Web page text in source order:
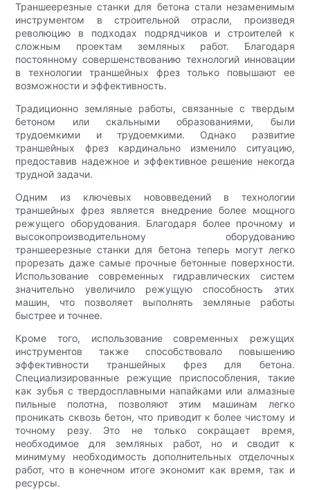
Траншеерезные станки для бетона стали незаменимым
инструментом в строительной отрасли, произведя
революцию в подходах подрядчиков и строителей к
сложным проектам земляных работ. Благодаря
постоянному совершенствованию технологий инновации
в технологии траншейных фрез только повышают ее
возможности и эффективность.
Традиционно земляные работы, связанные с твердым
бетоном или скальными образованиями, были
трудоемкими и трудоемкими. Однако развитие
траншейных фрез кардинально изменило ситуацию,
предоставив надежное и эффективное решение некогда
трудной задачи.
Одним из ключевых нововведений в технологии
траншейных фрез является внедрение более мощного
режущего оборудования. Благодаря более прочному и
высокопроизводительному оборудованию
траншеерезные станки для бетона теперь могут легко
прорезать даже самые прочные бетонные поверхности.
Использование современных гидравлических систем
значительно увеличило режущую способность этих
машин, что позволяет выполнять земляные работы
быстрее и точнее.
Кроме того, использование современных режущих
инструментов также способствовало повышению
эффективности траншейных фрез для бетона.
Специализированные режущие приспособления, такие
как зубья с твердосплавными напайками или алмазные
пильные полотна, позволяют этим машинам легко
проникать сквозь бетон, что приводит к более чистому и
точному резу. Это не только сокращает время,
необходимое для земляных работ, но и сводит к
минимуму необходимость дополнительных отделочных
работ, что в конечном итоге экономит как время, так и
ресурсы.